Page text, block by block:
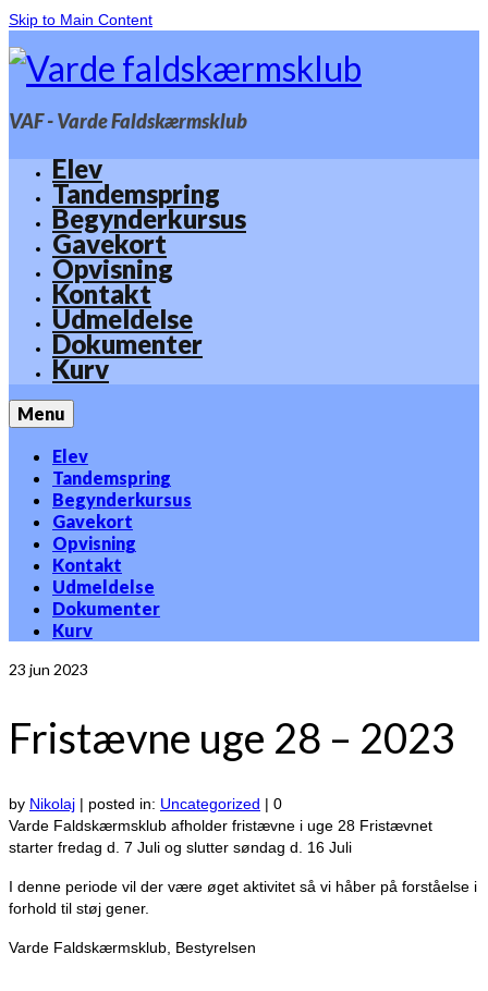
Skip to Main Content
VAF - Varde Faldskærmsklub
Elev
Tandemspring
Begynderkursus
Gavekort
Opvisning
Kontakt
Udmeldelse
Dokumenter
Kurv
Menu
Elev
Tandemspring
Begynderkursus
Gavekort
Opvisning
Kontakt
Udmeldelse
Dokumenter
Kurv
23 jun 2023
Fristævne uge 28 – 2023
by Nikolaj | posted in: Uncategorized | 0
Varde Faldskærmsklub afholder fristævne i uge 28 Fristævnet
starter fredag d. 7 Juli og slutter søndag d. 16 Juli
I denne periode vil der være øget aktivitet så vi håber på forståelse i
forhold til støj gener.
Varde Faldskærmsklub, Bestyrelsen